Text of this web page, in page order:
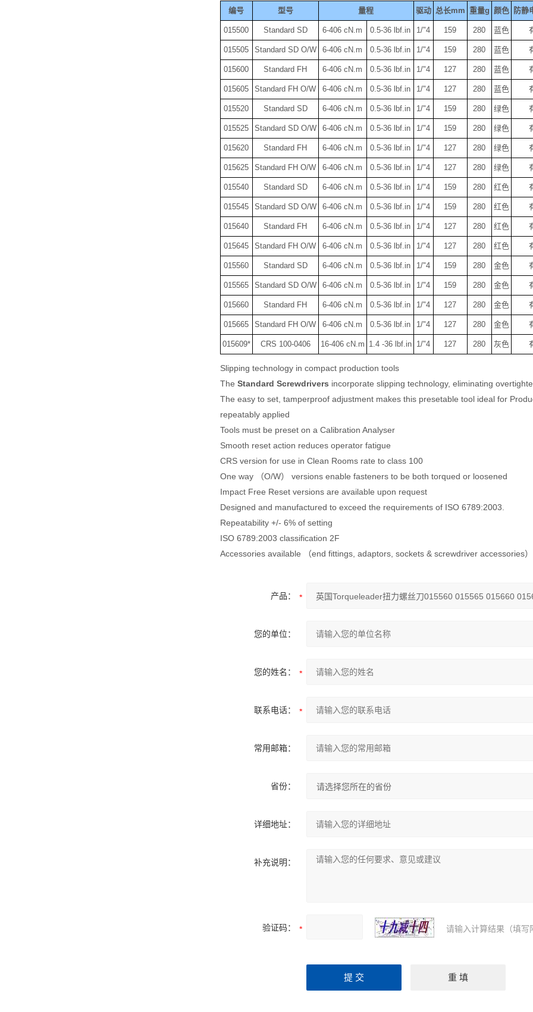
编号 型号 量程 驱动 总长mm 重量g 颜色 防静
015500 Standard SD 6-406 cN.m 0.5-36 lbf.in 1/"4 159 280 蓝色
015505 Standard SD O/W 6-406 cN.m 0.5-36 lbf.in 1/"4 159 280 蓝色
015600 Standard FH 6-406 cN.m 0.5-36 lbf.in 1/"4 127 280 蓝色
015605 Standard FH O/W 6-406 cN.m 0.5-36 lbf.in 1/"4 127 280 蓝色
015520 Standard SD 6-406 cN.m 0.5-36 lbf.in 1/"4 159 280 绿色
015525 Standard SD O/W 6-406 cN.m 0.5-36 lbf.in 1/"4 159 280 绿色
015620 Standard FH 6-406 cN.m 0.5-36 lbf.in 1/"4 127 280 绿色
015625 Standard FH O/W 6-406 cN.m 0.5-36 lbf.in 1/"4 127 280 绿色
015540 Standard SD 6-406 cN.m 0.5-36 lbf.in 1/"4 159 280 红色
015545 Standard SD O/W 6-406 cN.m 0.5-36 lbf.in 1/"4 159 280 红色
015640 Standard FH 6-406 cN.m 0.5-36 lbf.in 1/"4 127 280 红色
015645 Standard FH O/W 6-406 cN.m 0.5-36 lbf.in 1/"4 127 280 红色
015560 Standard SD 6-406 cN.m 0.5-36 lbf.in 1/"4 159 280 金色
015565 Standard SD O/W 6-406 cN.m 0.5-36 lbf.in 1/"4 159 280 金色
015660 Standard FH 6-406 cN.m 0.5-36 lbf.in 1/"4 127 280 金色
015665 Standard FH O/W 6-406 cN.m 0.5-36 lbf.in 1/"4 127 280 金色
015609* CRS 100-0406 16-406 cN.m 1.4 -36 lbf.in 1/"4 127 280 灰色
Slipping technology in compact production tools
The Standard Screwdrivers incorporate slipping technology, eliminating
The easy to set, tamperproof adjustment makes this presetable tool ideal for
repeatably applied
Tools must be preset on a Calibration Analyser
Smooth reset action reduces operator fatigue
CRS version for use in Clean Rooms rate to class 100
One way （O/W） versions enable fasteners to be both torqued or loosened
Impact Free Reset versions are available upon request
Designed and manufactured to exceed the requirements of ISO 6789:2003.
Repeatability +/- 6% of setting
ISO 6789:2003 classification 2F
Accessories available （end fittings, adaptors, sockets & screwdriver accessories）
产品：
您的单位：
您的姓名：
联系电话：
常用邮箱：
省份：
详细地址：
补充说明：
验证码： 请输入计算结果（填写